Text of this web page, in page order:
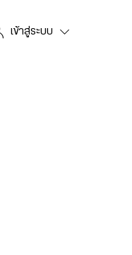
เข้าสู่ระบบ